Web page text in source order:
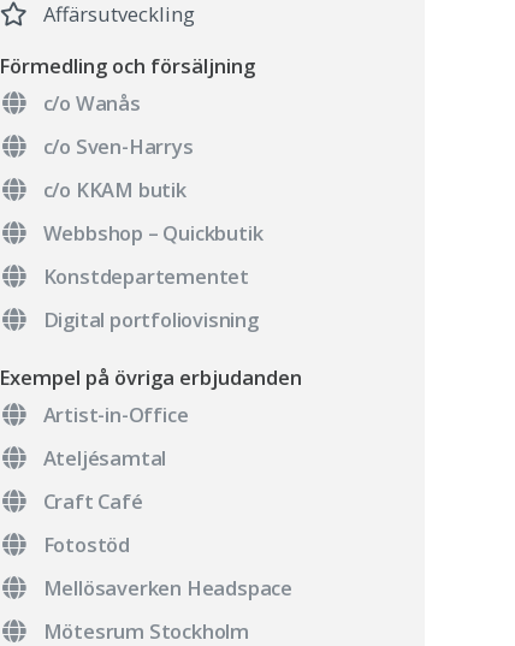
Affärsutveckling
Förmedling och försäljning
c/o Wanås
c/o Sven-Harrys
c/o KKAM butik
Webbshop – Quickbutik
Konstdepartementet
Digital portfoliovisning
Exempel på övriga erbjudanden
Artist-in-Office
Ateljésamtal
Craft Café
Fotostöd
Mellösaverken Headspace
Mötesrum Stockholm